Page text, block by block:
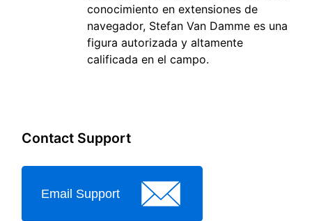
conocimiento en extensiones de
navegador, Stefan Van Damme es una
figura autorizada y altamente
calificada en el campo.
Contact Support
Email Support